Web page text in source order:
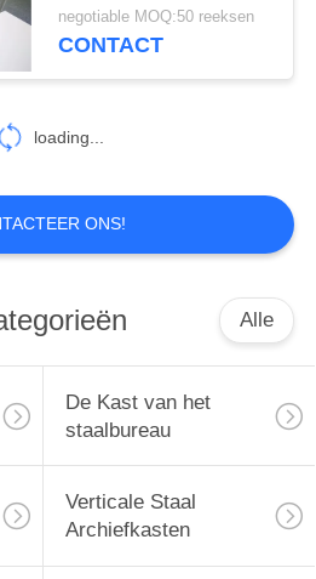
Persoonsmanager
negotiable MOQ:50 reeksen
CONTACT
loading...
ONS!
Alle
De Kast van het
staalbureau
Verticale Staal
Archiefkasten